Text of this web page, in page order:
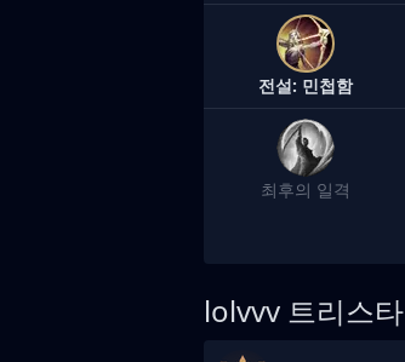
전설: 민첩함
최후의 일격
lolvvv 트리스